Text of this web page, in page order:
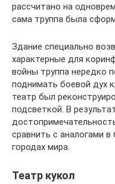
рассчитано на
сама труппа была
Здание специально
характерные для
войны труппа нередко
поднимать боевой дух
театр был
подсветкой. В
сравнить с аналогами
городах мира.
Театр кукол